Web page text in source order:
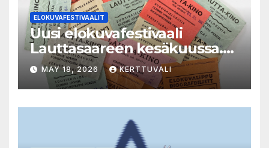
ELOKUVAFESTIVAALIT
Uusi elokuvafestivaali
Lauttasaareen kesäkuussa.
LAUTTA-KINO esittää kaikki
elokuvat 35mm-filmiltä.
MAY 18, 2026 KERTTUVALI